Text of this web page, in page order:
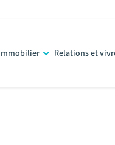
Relations et